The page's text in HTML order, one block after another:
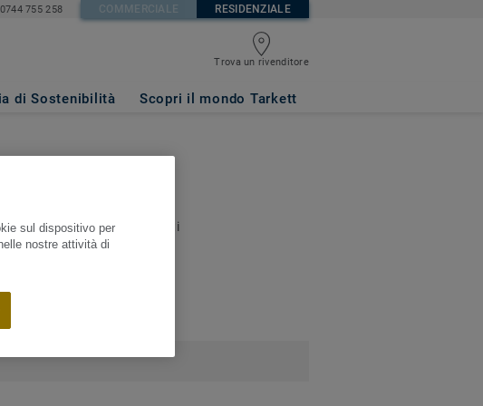
755 258 COMMERCIALE RESIDENZIALE
Trova un rivenditore
di Sostenibilità Scopri il mondo Tarkett
tutti i documenti correlati
sul dispositivo per
nostre attività di